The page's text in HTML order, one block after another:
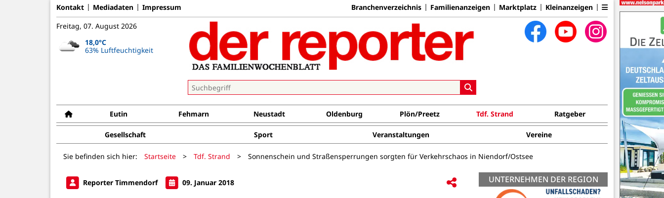
Kontakt Mediadaten Impressum Branchenverzeichnis Familienanzeigen Marktplatz Kleinanzeigen
Freitag, 07. August 2026
18,0°C
63% Luftfeuchtigkeit
Eutin Fehmarn Neustadt Oldenburg Plön/Preetz Tdf. Strand Ratgeber
Gesellschaft Sport Veranstaltungen Vereine
Sie befinden sich hier: Startseite > Tdf. Strand > Sonnenschein und Straßensperrungen sorgten für Verkehrschaos in Niendorf/Ostsee
Reporter Timmendorf 09. Januar 2018 UNTERNEHMEN DER REGION